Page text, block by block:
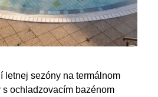
letnej sezóny na termálnom
ochladzovacím bazénom